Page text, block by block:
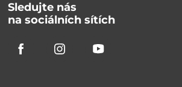
Sledujte nás
na sociálních sítích